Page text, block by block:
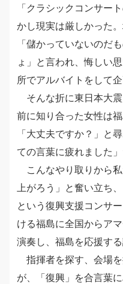
「クラシックコンサー
かし現実は厳しかった
「儲かっていないのだ
ょ」と言われ、悔しい
所でアルバイトをして
そんな折に東日本大
前に知り合った女性は
「大丈夫ですか？」と
ての言葉に疲れました
こんなやり取りから
上がろう」と奮い立ち
という復興支援コンサ
ける福島に全国からア
演奏し、福島を応援す
指揮者を探す、会場
が、「復興」を合言葉